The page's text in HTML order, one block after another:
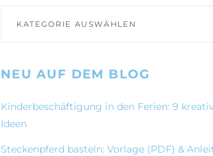
NEU AUF DEM BLOG
Kinderbeschäftigung in den Ferien: 9
Ideen
Steckenpferd basteln: Vorlage (PDF) &